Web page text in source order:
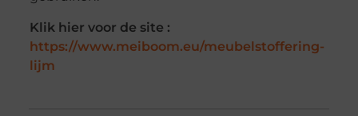
Klik hier voor de site :
https://www.meiboom.eu/meubelstoffering-
lijm